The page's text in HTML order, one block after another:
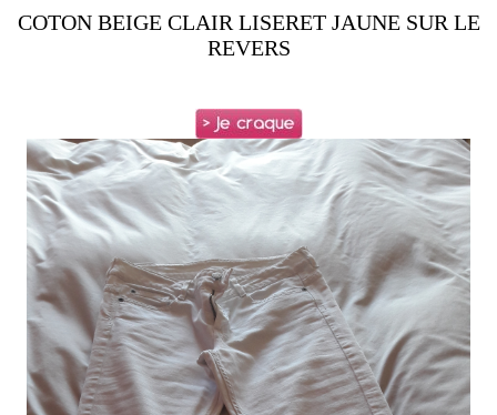
COTON BEIGE CLAIR LISERET JAUNE SUR LE
REVERS